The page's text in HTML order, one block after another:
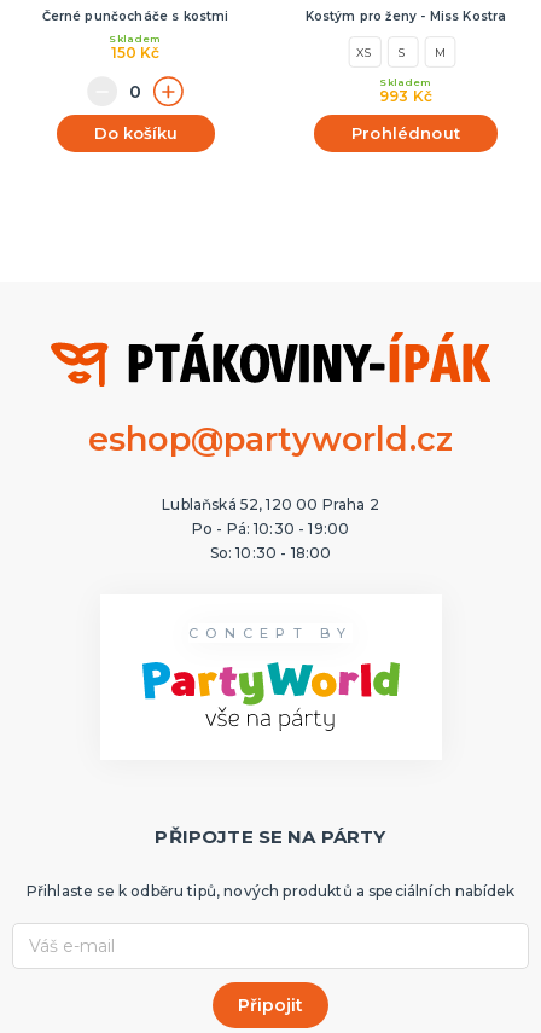
Černé punčocháče s kostmi
150 Kč
Skladem
Do košíku
Kostým pro ženy - Miss Kostra
XS S M
993 Kč
Skladem
Prohlédnout
eshop@partyworld.cz
Lublaňská 52, 120 00 Praha 2
Po - Pá: 10:30 - 19:00
So: 10:30 - 18:00
CONCEPT BY
PŘIPOJTE SE NA PÁRTY
Přihlaste se k odběru tipů, nových produktů a speciálních nabídek